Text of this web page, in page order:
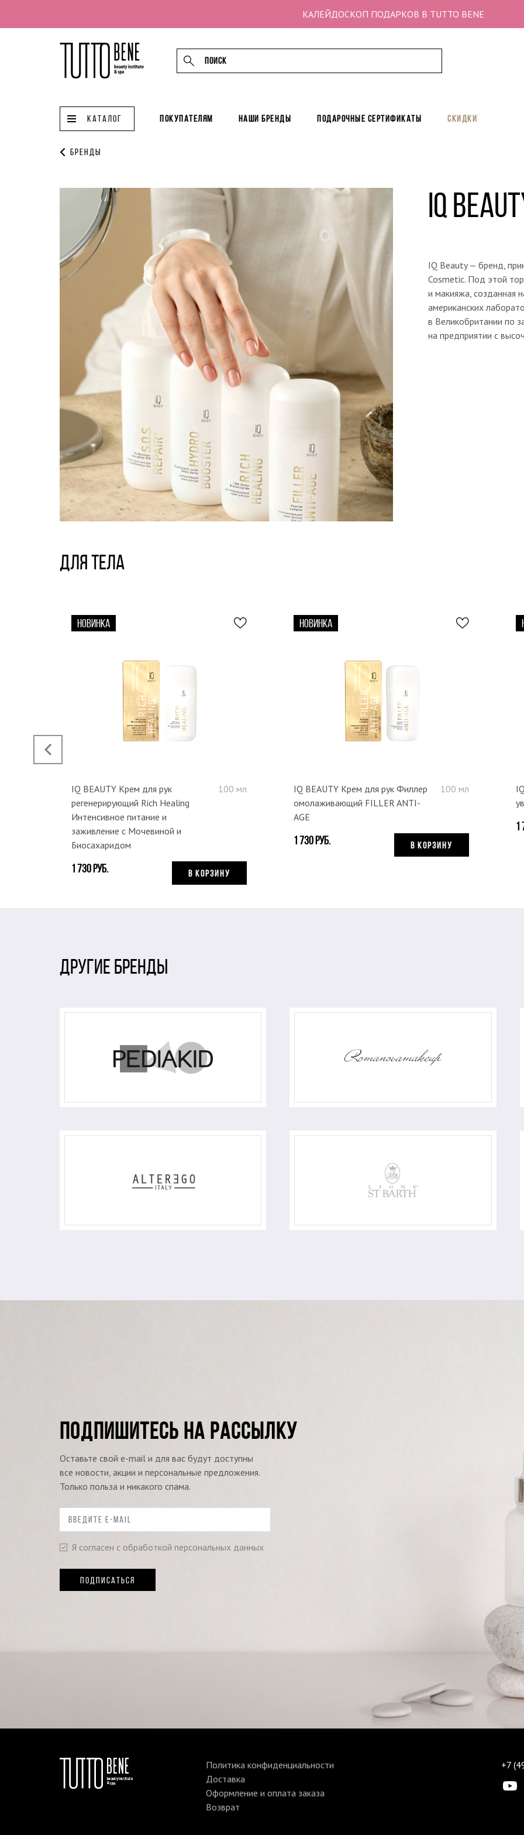
КАЛЕЙДОСКОП ПОДАРКОВ В TUTTO BENE
КАТАЛОГ Покупателям Наши бренды Подарочные сертификаты Скидки
Бренды
IQ
IQ Beauty — бренд,
Cosmetic. Под этой
и макияжа, созданная
американских
в Великобритании по
на предприятии с
ДЛЯ ТЕЛА
НОВИНКА
IQ BEAUTY Крем для рук
регенерирующий Rich Healing
Интенсивное питание и
заживление с Мочевиной и
Биосахаридом
100 мл
1 730 руб. В КОРЗИНУ
НОВИНКА
IQ BEAUTY Крем для рук Филлер
омолаживающий FILLER ANTI-
AGE
100 мл
1 730 руб. В КОРЗИНУ
1
‹
ДРУГИЕ БРЕНДЫ
ПОДПИШИТЕСЬ НА РАССЫЛКУ
Оставьте свой e-mail и для вас будут доступны
все новости, акции и персональные предложения.
Только польза и никакого спама.
Я согласен с обработкой персональных данных
ПОДПИСАТЬСЯ
Политика конфиденциальности
Доставка
Оформление и оплата заказа
Возврат
+7